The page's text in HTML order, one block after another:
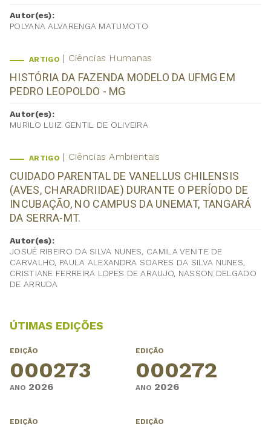
Autor(es):
POLYANA ALVARENGA MATUMOTO
ARTIGO Ciências Humanas
HISTÓRIA DA FAZENDA MODELO DA UFMG EM
PEDRO LEOPOLDO - MG
Autor(es):
MURILO LUIZ GENTIL DE OLIVEIRA
ARTIGO Ciências Ambientais
CUIDADO PARENTAL DE VANELLUS CHILENSIS
(AVES, CHARADRIIDAE) DURANTE O PERÍODO DE
INCUBAÇÃO, NO CAMPUS DA UNEMAT, TANGARÁ
DA SERRA-MT.
Autor(es):
JOSUÉ RIBEIRO DA SILVA NUNES, CAMILA VENITE DE
CARVALHO, PAULA ALEXANDRA SOARES DA SILVA NUNES,
CRISTIANE FERREIRA LOPES DE ARAUJO, NASSON DELGADO
DE ARRUDA
ÚTIMAS EDIÇÕES
EDIÇÃO
000273
ANO 2026
EDIÇÃO
000272
ANO 2026
EDIÇÃO EDIÇÃO